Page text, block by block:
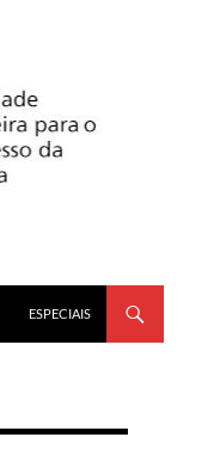
ESPECIAIS